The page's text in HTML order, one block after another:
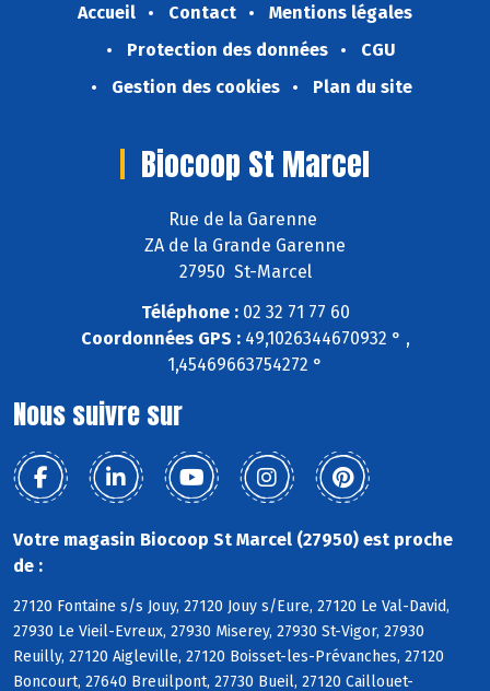
Accueil Contact
Mentions légales
Protection des données
CGU
Gestion des cookies
Plan du site
Biocoop St Marcel
Rue de la Garenne
ZA de la Grande Garenne
27950 St-Marcel
Téléphone :02 32 71 77 60
Coordonnées GPS :49,1026344670932 ° ,
1,45469663754272 °
Nous suivre sur
Votre magasin Biocoop St Marcel (27950) est proche
de :
27120 Fontaine s/s Jouy, 27120 Jouy s/Eure, 27120 Le Val-David,
27930 Le Vieil-Evreux, 27930 Miserey, 27930 St-Vigor, 27930
Reuilly, 27120 Aigleville, 27120 Boisset-les-Prévanches, 27120
Boncourt, 27640 Breuilpont, 27730 Bueil, 27120 Caillouet-